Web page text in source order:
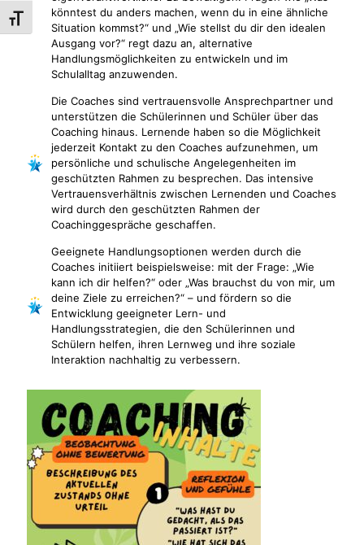
Schrift vergrößern
könntest du anders machen, wenn du in eine ähnliche
Situation kommst?“ und „Wie stellst du dir den idealen
Ausgang vor?“ regt dazu an, alternative
Handlungsmöglichkeiten zu entwickeln und im
Schulalltag anzuwenden.
Die Coaches sind vertrauensvolle Ansprechpartner und
unterstützen die Schülerinnen und Schüler über das
Coaching hinaus. Lernende haben so die Möglichkeit
jederzeit Kontakt zu den Coaches aufzunehmen, um
persönliche und schulische Angelegenheiten im
geschützten Rahmen zu besprechen. Das intensive
Vertrauensverhältnis zwischen Lernenden und Coaches
wird durch den geschützten Rahmen der
Coachinggespräche geschaffen.
Geeignete Handlungsoptionen werden durch die
Coaches initiiert beispielsweise: mit der Frage: „Wie
kann ich dir helfen?“ oder „Was brauchst du von mir, um
deine Ziele zu erreichen?“ – und fördern so die
Entwicklung geeigneter Lern- und
Handlungsstrategien, die den Schülerinnen und
Schülern helfen, ihren Lernweg und ihre soziale
Interaktion nachhaltig zu verbessern.